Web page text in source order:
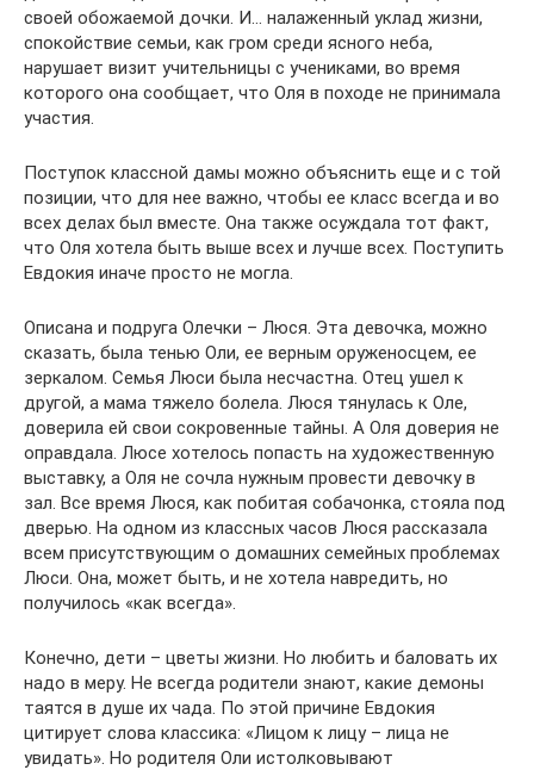
своей обожаемой дочки. И… налаженный уклад жизни,
спокойствие семьи, как гром среди ясного неба,
нарушает визит учительницы с учениками, во время
которого она сообщает, что Оля в походе не принимала
участия.
Поступок классной дамы можно объяснить еще и с той
позиции, что для нее важно, чтобы ее класс всегда и во
всех делах был вместе. Она также осуждала тот факт,
что Оля хотела быть выше всех и лучше всех. Поступить
Евдокия иначе просто не могла.
Описана и подруга Олечки – Люся. Эта девочка, можно
сказать, была тенью Оли, ее верным оруженосцем, ее
зеркалом. Семья Люси была несчастна. Отец ушел к
другой, а мама тяжело болела. Люся тянулась к Оле,
доверила ей свои сокровенные тайны. А Оля доверия не
оправдала. Люсе хотелось попасть на художественную
выставку, а Оля не сочла нужным провести девочку в
зал. Все время Люся, как побитая собачонка, стояла под
дверью. На одном из классных часов Люся рассказала
всем присутствующим о домашних семейных проблемах
Люси. Она, может быть, и не хотела навредить, но
получилось «как всегда».
Конечно, дети – цветы жизни. Но любить и баловать их
надо в меру. Не всегда родители знают, какие демоны
таятся в душе их чада. По этой причине Евдокия
цитирует слова классика: «Лицом к лицу – лица не
увидать». Но родителя Оли истолковывают